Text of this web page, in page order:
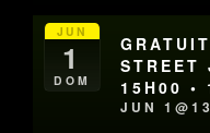
JUN
1
DOM
STREET
15H00 •
JUN